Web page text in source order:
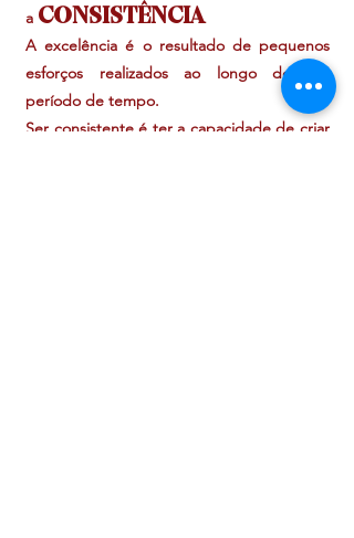
a CONSISTÊNCIA
A excelência é o resultado de pequenos
esforços realizados ao longo de um
período de tempo.
Ser consistente é ter a capacidade de criar